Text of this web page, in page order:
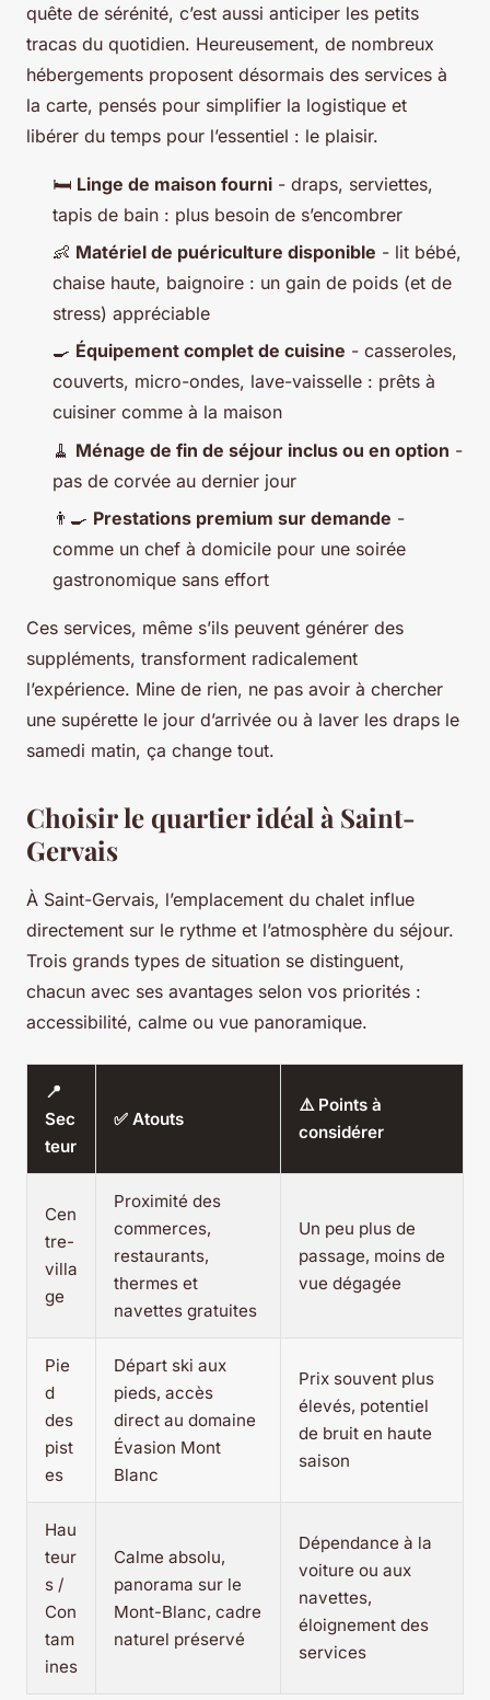
quête de sérénité, c’est aussi anticiper les petits
tracas du quotidien. Heureusement, de nombreux
hébergements proposent désormais des services à
la carte, pensés pour simplifier la logistique et
libérer du temps pour l’essentiel : le plaisir.
🛏️ Linge de maison fourni - draps, serviettes,
tapis de bain : plus besoin de s’encombrer
👶 Matériel de puériculture disponible - lit bébé,
chaise haute, baignoire : un gain de poids (et de
stress) appréciable
🍳 Équipement complet de cuisine - casseroles,
couverts, micro-ondes, lave-vaisselle : prêts à
cuisiner comme à la maison
🧹 Ménage de fin de séjour inclus ou en option -
pas de corvée au dernier jour
👨‍🍳 Prestations premium sur demande -
comme un chef à domicile pour une soirée
gastronomique sans effort
Ces services, même s’ils peuvent générer des
suppléments, transforment radicalement
l’expérience. Mine de rien, ne pas avoir à chercher
une supérette le jour d’arrivée ou à laver les draps le
samedi matin, ça change tout.
Choisir le quartier idéal à Saint-
Gervais
À Saint-Gervais, l’emplacement du chalet influe
directement sur le rythme et l’atmosphère du séjour.
Trois grands types de situation se distinguent,
chacun avec ses avantages selon vos priorités :
accessibilité, calme ou vue panoramique.
📍
Sec
teur
✅ Atouts
⚠️ Points à
considérer
Cen
tre-
villa
ge
Proximité des
commerces,
restaurants,
thermes et
navettes gratuites
Un peu plus de
passage, moins de
vue dégagée
Pie
d
des
pist
es
Départ ski aux
pieds, accès
direct au domaine
Évasion Mont
Blanc
Prix souvent plus
élevés, potentiel
de bruit en haute
saison
Hau
teur
s /
Con
tam
ines
Calme absolu,
panorama sur le
Mont-Blanc, cadre
naturel préservé
Dépendance à la
voiture ou aux
navettes,
éloignement des
services